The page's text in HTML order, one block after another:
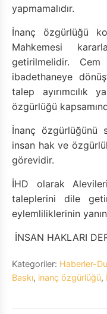
yapmamalıdır.
İnanç özgürlüğü
Mahkemesi
getirilmelidir.
ibadethaneye
talep ayırımcılık
özgürlüğü
İnanç özgürlüğünü
insan hak ve
görevidir.
İHD olarak
taleplerini dile
eylemliliklerinin
İNSAN HAKLARI
Kategoriler: Haberler-
Baskı, inanç özgürlüğü,